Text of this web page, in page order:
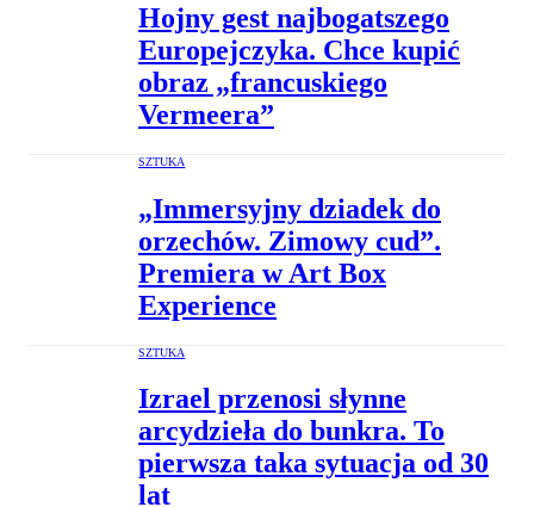
Hojny gest najbogatszego
Europejczyka. Chce kupić
obraz „francuskiego
Vermeera”
SZTUKA
„Immersyjny dziadek do
orzechów. Zimowy cud”.
Premiera w Art Box
Experience
SZTUKA
Izrael przenosi słynne
arcydzieła do bunkra. To
pierwsza taka sytuacja od 30
lat